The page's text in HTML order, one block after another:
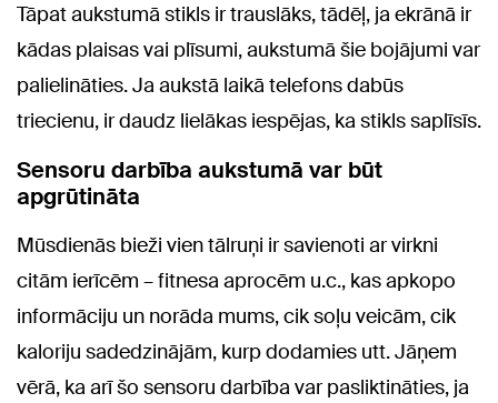
Tāpat aukstumā stikls ir trauslāks, tādēļ, ja ekrānā ir
kādas plaisas vai plīsumi, aukstumā šie bojājumi var
palielināties. Ja aukstā laikā telefons dabūs
triecienu, ir daudz lielākas iespējas, ka stikls saplīsīs.
Sensoru darbība aukstumā var būt
apgrūtināta
Mūsdienās bieži vien tālruņi ir savienoti ar virkni
citām ierīcēm – fitnesa aprocēm u.c., kas apkopo
informāciju un norāda mums, cik soļu veicām, cik
kaloriju sadedzinājām, kurp dodamies utt. Jāņem
vērā, ka arī šo sensoru darbība var pasliktināties, ja